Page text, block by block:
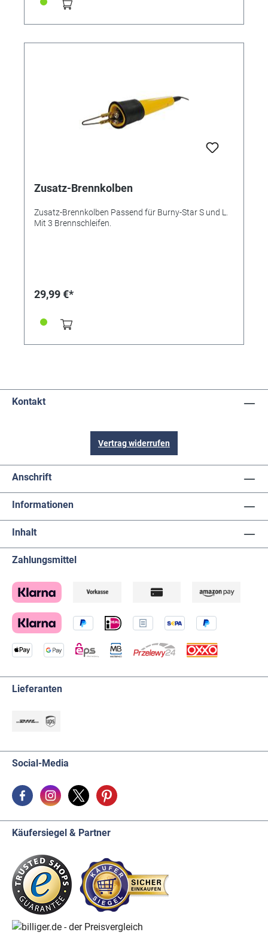
Zusatz-Brennkolben
Zusatz-Brennkolben Passend für Burny-Star S und L.
Mit 3 Brennschleifen.
29,99 €*
Kontakt
Vertrag widerrufen
Anschrift
Informationen
Inhalt
Zahlungsmittel
Lieferanten
Social-Media
Käufersiegel & Partner